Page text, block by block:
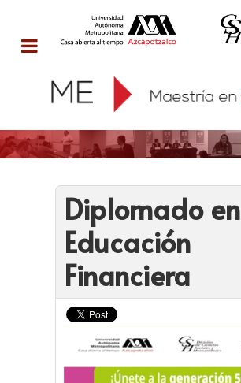
Diplomado en
Educación
Financiera